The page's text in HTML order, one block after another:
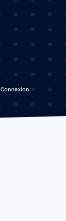
Connexion